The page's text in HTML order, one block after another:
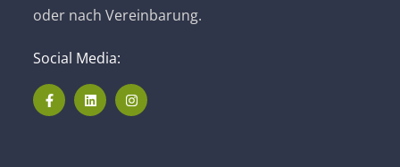
oder nach Vereinbarung.
Social Media: